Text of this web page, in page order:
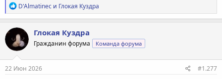
Р
е
а
к
ц
и
и
:
D'Almatinec и Глокая Куздра
Глокая Куздра
Гражданин форума Команда форума
22 Июн 2026 #1.277